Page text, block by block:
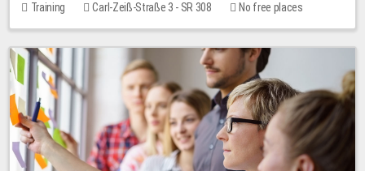
Training Carl-Zeiß-Straße 3 - SR 308 No free places